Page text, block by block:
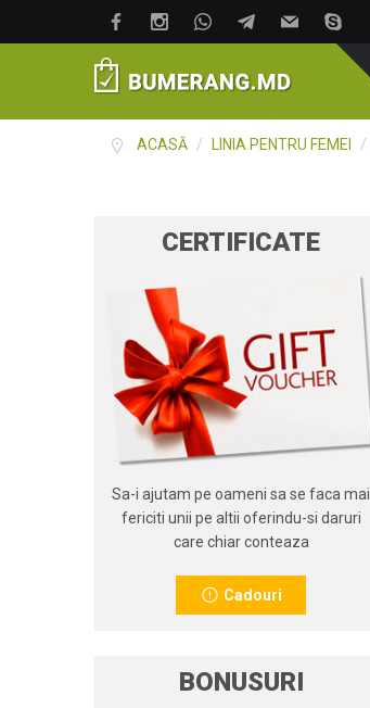
ACASĂ / LINIA PENTRU FEMEI /
CERTIFICATE
Sa-i ajutam pe oameni sa se faca mai
fericiti unii pe altii oferindu-si daruri
care chiar conteaza
Cadouri
BONUSURI